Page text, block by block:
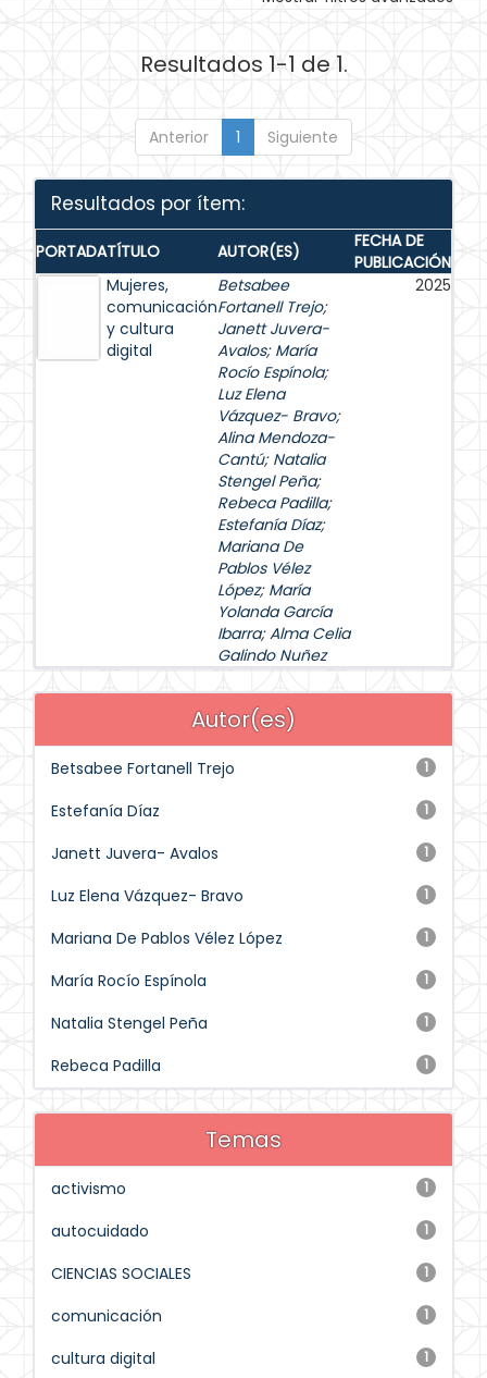
Resultados 1-1 de 1.
Anterior 1 Siguiente
Resultados por ítem:
PORTADATÍTULO AUTOR(ES)
FECHA DE
PUBLICACIÓN
Mujeres,
comunicación
y cultura
digital
Betsabee
Fortanell Trejo;
Janett Juvera-
Avalos; María
Rocío Espínola;
Luz Elena
Vázquez- Bravo;
Alina Mendoza-
Cantú; Natalia
Stengel Peña;
Rebeca Padilla;
Estefanía Díaz;
Mariana De
Pablos Vélez
López; María
Yolanda García
Ibarra;Alma Celia
Galindo Nuñez
2025
Autor(es)
1
Betsabee Fortanell Trejo
1
Estefanía Díaz
1
Janett Juvera- Avalos
1
Luz Elena Vázquez- Bravo
1
Mariana De Pablos Vélez López
1
María Rocío Espínola
1
Natalia Stengel Peña
1
Rebeca Padilla
Temas
1
activismo
1
autocuidado
1
CIENCIAS SOCIALES
1
comunicación
1
cultura digital